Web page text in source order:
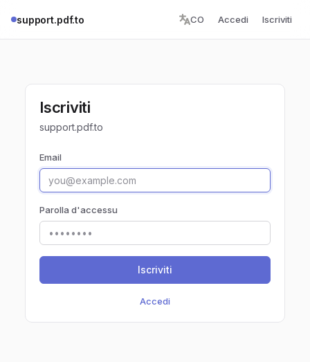
support.pdf.to CO Accedi Iscriviti
Iscriviti
support.pdf.to
Email
Parolla d'accessu
Iscriviti
Accedi